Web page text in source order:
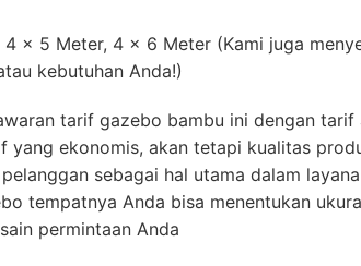
x 5 Meter, 4 x 6 Meter (Kami juga
kebutuhan Anda!)
tarif gazebo bambu ini dengan
yang ekonomis, akan tetapi kualitas
sebagai hal utama dalam
tempatnya Anda bisa menentukan
permintaan Anda